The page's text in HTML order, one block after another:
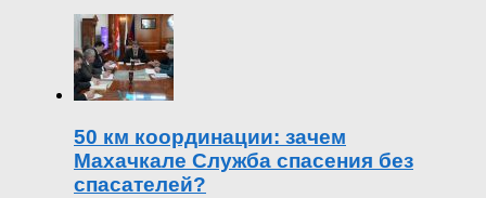
50 км координации: зачем
Махачкале Служба спасения без
спасателей?